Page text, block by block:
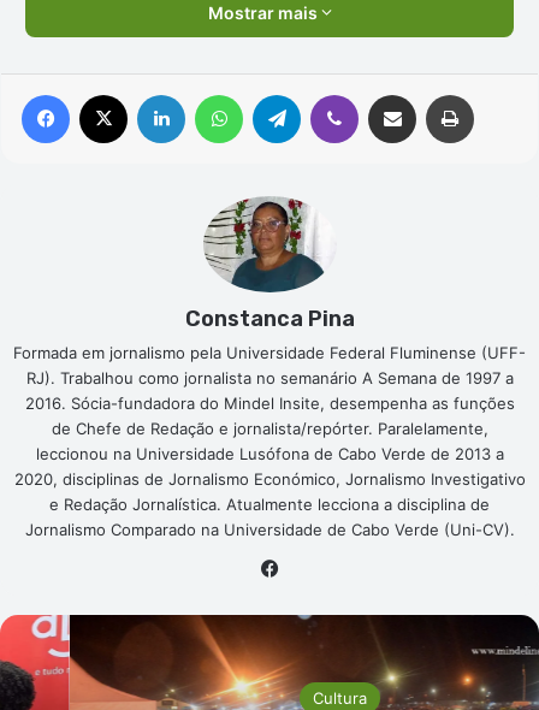
Mostrar mais
Facebook Linkedin WhatsAppTelegram Viber Compartilhar via e-mail
Constanca Pina
Formada em jornalismo pela Universidade Federal Fluminense (UFF-
RJ). Trabalhou como jornalista no semanário A Semana de 1997 a
2016. Sócia-fundadora do Mindel Insite, desempenha as funções
de Chefe de Redação e jornalista/repórter. Paralelamente,
leccionou na Universidade Lusófona de Cabo Verde de 2013 a
2020, disciplinas de Jornalismo Económico, Jornalismo Investigativo
e Redação Jornalística. Atualmente lecciona a disciplina de
Jornalismo Comparado na Universidade de Cabo Verde (Uni-CV).
Carnaval